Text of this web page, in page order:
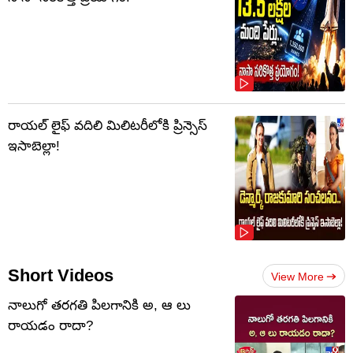
రాయల్ లైఫ్ వదిలి మిలిటరీలోకి ప్రిన్సెస్
ఇసాబెల్లా!
Short Videos View More
నాలుగో త‌ర‌గతి పిలగానికి అ, ఆ లు
రాయ‌డం రాదా?